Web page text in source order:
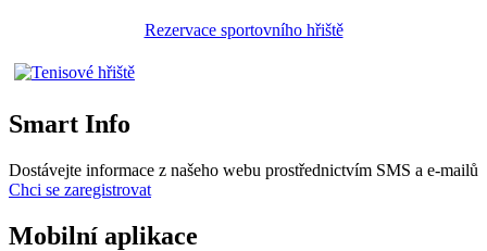
Rezervace sportovního hřiště
Smart Info
Dostávejte informace z našeho webu prostřednictvím SMS a e-mailů
Chci se zaregistrovat
Mobilní aplikace